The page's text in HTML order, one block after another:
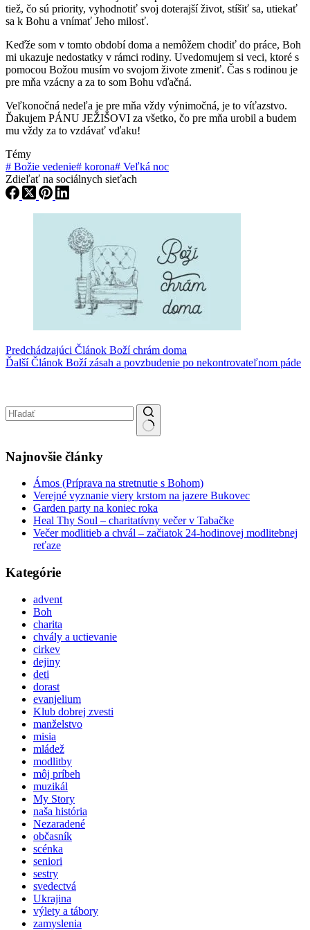
tiež, čo sú priority, vyhodnotiť svoj doterajší život, stíšiť sa, utiekať
sa k Bohu a vnímať Jeho milosť.
Keďže som v tomto období doma a nemôžem chodiť do práce, Boh
mi ukazuje nedostatky v rámci rodiny. Uvedomujem si veci, ktoré s
pomocou Božou musím vo svojom živote zmeniť. Čas s rodinou je
pre mňa vzácny a za to som Bohu vďačná.
Veľkonočná nedeľa je pre mňa vždy výnimočná, je to víťazstvo.
Ďakujem PÁNU JEŽIŠOVI za všetko, čo pre mňa urobil a budem
mu vždy za to vzdávať vďaku!
Témy
# Božie vedenie# korona# Veľká noc
Zdieľať na sociálnych sieťach
Predchádzajúci Článok Boží chrám doma
ĎalšíČlánok Boží zásah a povzbudenie po nekontrovateľnom páde
Najnovšie články
Ámos (Príprava na stretnutie s Bohom)
Verejné vyznanie viery krstom na jazere Bukovec
Garden party na koniec roka
Heal Thy Soul – charitatívny večer v Tabačke
Večer modlitieb a chvál – začiatok 24-hodinovej modlitebnej
reťaze
Kategórie
advent
Boh
charita
chvály a uctievanie
cirkev
dejiny
deti
dorast
evanjelium
Klub dobrej zvesti
manželstvo
misia
mládež
modlitby
môj príbeh
muzikál
My Story
naša história
Nezaradené
občasník
scénka
seniori
sestry
svedectvá
Ukrajina
výlety a tábory
zamyslenia